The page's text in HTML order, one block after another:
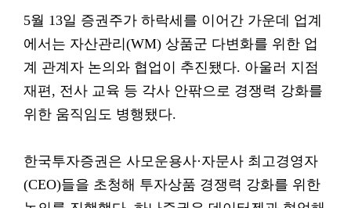
5월 13일 증권주가 하락세를 이어간 가운데 업계
에서는 자산관리(WM) 상품군 다변화를 위한 업
계 관계자 논의와 협업이 추진됐다. 아울러 지점
재편, 전사 교육 등 각사 안팎으로 경쟁력 강화를
위한 움직임도 병행됐다.
한국투자증권은 사모운용사·자문사 최고경영자
(CEO)들을 초청해 투자상품 경쟁력 강화를 위한